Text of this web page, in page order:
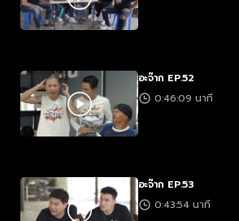
อะจ๊าก EP.52
0:46:09 นาที
อะจ๊าก EP.53
0:43:54 นาที